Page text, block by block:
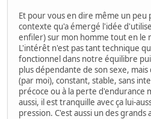
Et pour vous en dire même un peu
contexte qu'a émergé l'idée
enfiler) sur mon homme tout en le
L'intérêt n'est pas tant technique
fonctionnel dans notre équilibre
plus dépendante de son sexe,
(par moi), constant, stable, sans
précoce ou à la perte d'endurance
aussi, il est tranquille avec ça lui-
pression. C'est aussi un des grands